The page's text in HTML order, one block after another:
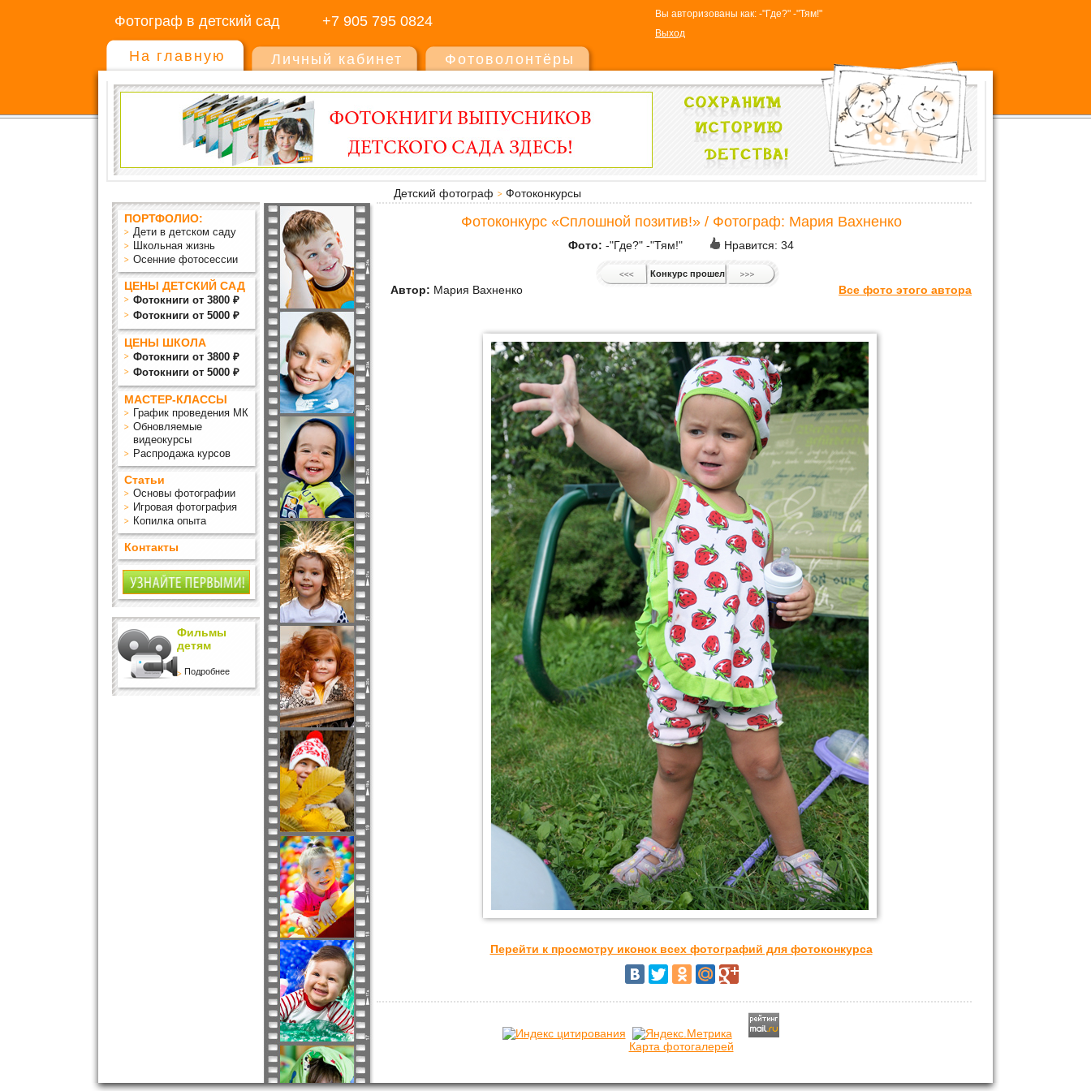
Фотограф в детский сад +7 905 795 0824
Вы авторизованы как: -"Где?" -"Тям!"
Выход
На главную Личный кабинет Фотоволонтёры
Детский фотограф
Фотоконкурсы
ПОРТФОЛИО:
Дети в детском саду
Школьная жизнь
Осенние фотосессии
ЦЕНЫ ДЕТСКИЙ САД
Фотокниги от 3800 ₽
Фотокниги от 5000 ₽
ЦЕНЫ ШКОЛА
Фотокниги от 3800 ₽
Фотокниги от 5000 ₽
МАСТЕР-КЛАССЫ
График проведения МК
Обновляемые
видеокурсы
Распродажа курсов
Статьи
Основы фотографии
Игровая фотография
Копилка опыта
Контакты
Фильмы
детям
Подробнее
Фотоконкурс «Сплошной позитив!» / Фотограф: Мария Вахненко
Фото: -"Где?" -"Тям!" Нравится: 34
Автор: Мария Вахненко
Конкурс прошел
Все фото этого автора
Перейти к просмотру иконок всех фотографий для фотоконкурса
Карта фотогалерей